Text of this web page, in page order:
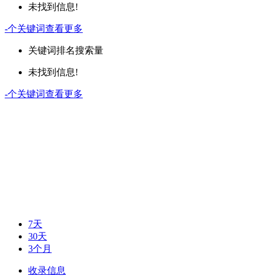
未找到信息!
-个关键词查看更多
关键词排名搜索量
未找到信息!
-个关键词查看更多
7天
30天
3个月
收录信息